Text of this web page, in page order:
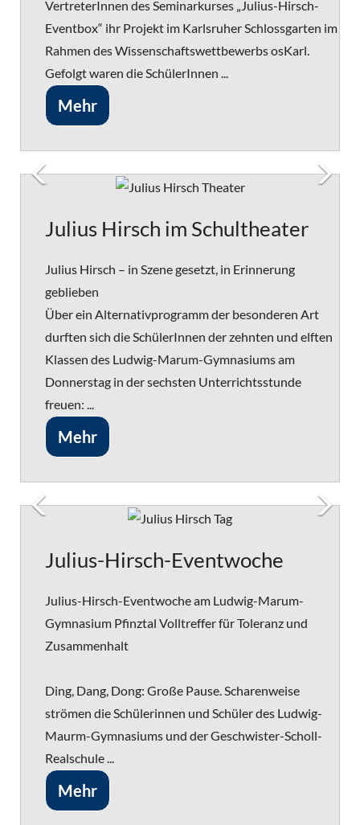
VertreterInnen des Seminarkurses „Julius-Hirsch-
Eventbox“ ihr Projekt im Karlsruher Schlossgarten im
Rahmen des Wissenschaftswettbewerbs osKarl.
Gefolgt waren die SchülerInnen ...
Mehr
Julius Hirsch im Schultheater
Julius Hirsch – in Szene gesetzt, in Erinnerung
geblieben
Über ein Alternativprogramm der besonderen Art
durften sich die SchülerInnen der zehnten und elften
Klassen des Ludwig-Marum-Gymnasiums am
Donnerstag in der sechsten Unterrichtsstunde
freuen: ...
Mehr
Julius-Hirsch-Eventwoche
Julius-Hirsch-Eventwoche am Ludwig-Marum-
Gymnasium Pfinztal Volltreffer für Toleranz und
Zusammenhalt
Ding, Dang, Dong: Große Pause. Scharenweise
strömen die Schülerinnen und Schüler des Ludwig-
Maurm-Gymnasiums und der Geschwister-Scholl-
Realschule ...
Mehr